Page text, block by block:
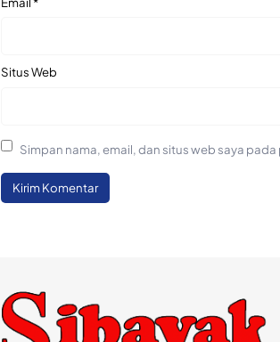
Situs Web
Simpan nama, email, dan situs web saya